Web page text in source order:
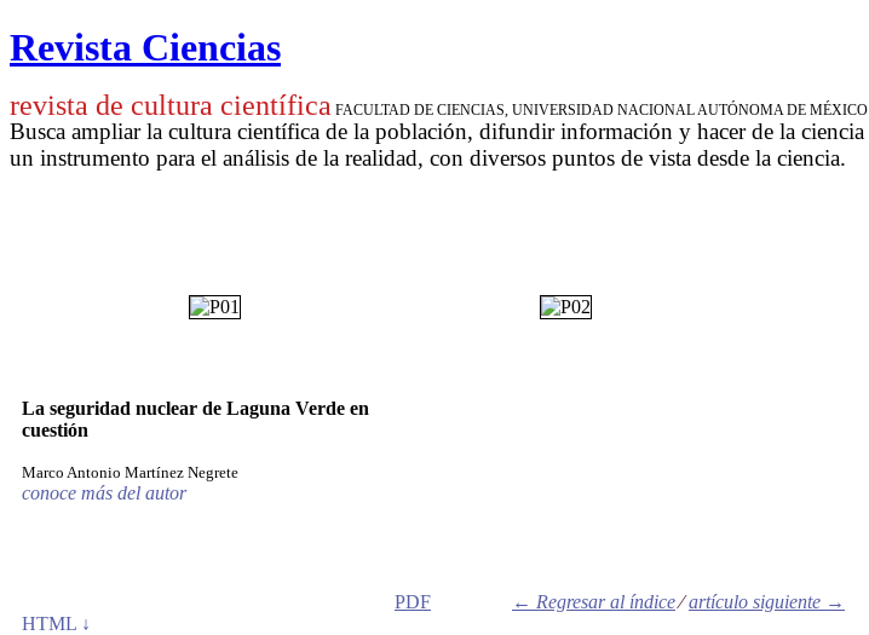
Revista Ciencias
revista de cultura científica FACULTAD DE CIENCIAS, UNIVERSIDAD NACIONAL AUTÓNOMA DE MÉXICO
Busca ampliar la cultura científica de la población, difundir información y hacer de la ciencia
un instrumento para el análisis de la realidad, con diversos puntos de vista desde la ciencia.
La seguridad nuclear de Laguna Verde en
cuestión
Marco Antonio Martínez Negrete
conoce más del autor
HTML ↓
PDF ← Regresar al índice ⁄artículo siguiente →